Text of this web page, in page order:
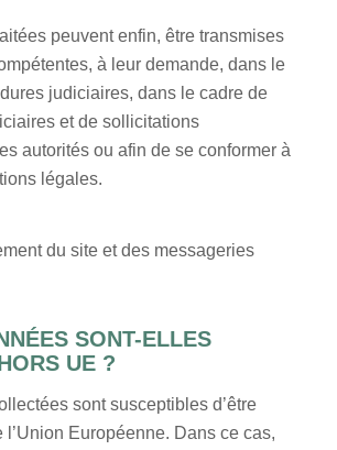
peuvent enfin, être transmises
à leur demande, dans le
judiciaires, dans le cadre de
et de sollicitations
autorités ou afin de se conformer à
légales.
du site et des messageries
SONT-ELLES
UE ?
sont susceptibles d’être
l’Union Européenne. Dans ce cas,